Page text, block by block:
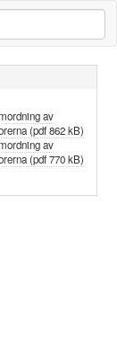
av
(pdf 862 kB)
av
(pdf 770 kB)